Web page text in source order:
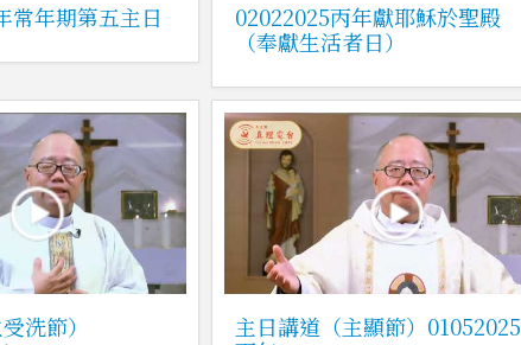
常年期第五主日
02022025丙年獻耶穌於聖殿
（奉獻生活者日）
洗節）
主日講道（主顯節）01052025